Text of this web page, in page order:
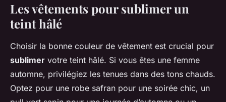
Les vêtements pour sublimer un
teint hâlé
Choisir la bonne couleur de vêtement est crucial pour
sublimer votre teint hâlé. Si vous êtes une femme
automne, privilégiez les tenues dans des tons chauds.
Optez pour une robe safran pour une soirée chic, un